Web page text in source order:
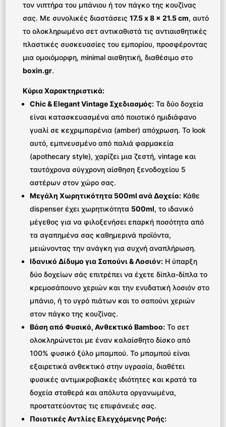
τον νιπτήρα του μπάνιου ή τον πάγκο της κουζίνας
σας. Με συνολικές διαστάσεις17.5 x 8 x 21.5 cm, αυτό
το ολοκληρωμένο σετ αντικαθιστά τις αντιαισθητικές
πλαστικές συσκευασίες του εμπορίου, προσφέροντας
μια ομοιόμορφη, minimal αισθητική, διαθέσιμο στο
boxin.gr.
Κύρια Χαρακτηριστικά:
Chic & Elegant Vintage Σχεδιασμός: Τα δύο δοχεία
είναι κατασκευασμένα από ποιοτικό ημιδιάφανο
γυαλί σε κεχριμπαρένια (amber) απόχρωση. Το look
αυτό, εμπνευσμένο από παλιά φαρμακεία
(apothecary style), χαρίζει μια ζεστή, vintage και
ταυτόχρονα σύγχρονη αίσθηση ξενοδοχείου 5
αστέρων στον χώρο σας.
Μεγάλη Χωρητικότητα 500ml ανά Δοχείο: Κάθε
dispenser έχει χωρητικότητα 500ml, το ιδανικό
μέγεθος για να φιλοξενήσει επαρκή ποσότητα από
τα αγαπημένα σας καθημερινά προϊόντα,
μειώνοντας την ανάγκη για συχνή αναπλήρωση.
Ιδανικό Δίδυμο για Σαπούνι & Λοσιόν: Η ύπαρξη
δύο δοχείων σάς επιτρέπει να έχετε δίπλα-δίπλα το
κρεμοσάπουνο χεριών και την ενυδατική λοσιόν στο
μπάνιο, ή το υγρό πιάτων και το σαπούνι χεριών
στον πάγκο της κουζίνας.
Βάση από Φυσικό, Ανθεκτικό Bamboo: Το σετ
ολοκληρώνεται με έναν καλαίσθητο δίσκο από
100% φυσικό ξύλο μπαμπού. Το μπαμπού είναι
εξαιρετικά ανθεκτικό στην υγρασία, διαθέτει
φυσικές αντιμικροβιακές ιδιότητες και κρατά τα
δοχεία σταθερά και απόλυτα οργανωμένα,
προστατεύοντας τις επιφάνειές σας.
Ποιοτικές Αντλίες Ελεγχόμενης Ροής: